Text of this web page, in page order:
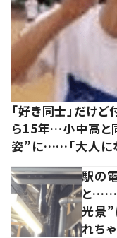
「好き同士」だけ
ら15年…小中高と
姿”に……「大人に
駅の
と……
光景”
れちゃ